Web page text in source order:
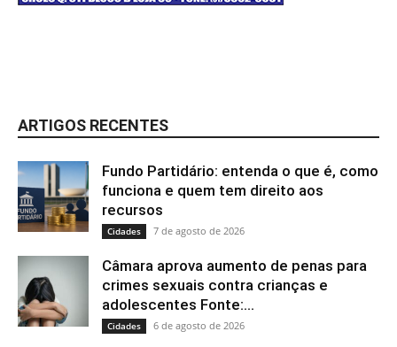
ARTIGOS RECENTES
Fundo Partidário: entenda o que é, como
funciona e quem tem direito aos
recursos
Cidades 7 de agosto de 2026
Câmara aprova aumento de penas para
crimes sexuais contra crianças e
adolescentes Fonte:...
Cidades 6 de agosto de 2026